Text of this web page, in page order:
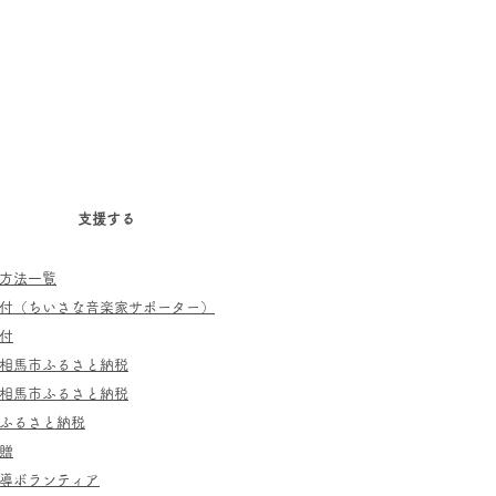
支援する
法一覧
（ちいさな音楽家サポーター）
馬市ふるさと納税
馬市ふるさと納税
るさと納税
ボランティア